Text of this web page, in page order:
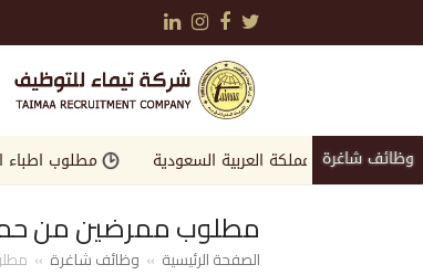
Twitter
Facebook
Instagram
وظائف شاغرة
في المملكة العربية السعودية مطلوب اطباء
مطلوب ممرضين من
الصفحة الرئيسية » وظائف شاغرة »